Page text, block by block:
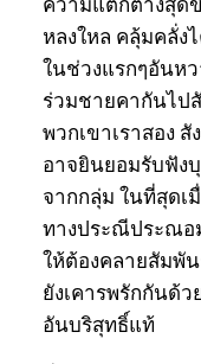
ความแตกต่างสุด
หลงใหล คลุ้มคลั่ง
ในช่วงแรกๆอันห
ร่วมชายคากันไป
พวกเขาเราสอง
อาจยินยอมรับฟัง
จากกลุ่ม ในที่สุดเ
ทางประณีประณอ
ให้ต้องคลายสัมพั
ยังเคารพรักกันด้
อันบริสุทธิ์แท้